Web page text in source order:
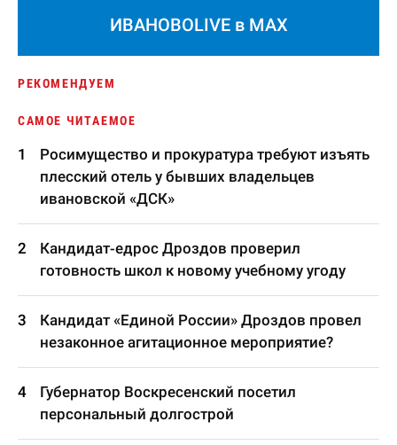
ИВАНОВОLIVE в MAX
РЕКОМЕНДУЕМ
САМОЕ ЧИТАЕМОЕ
Росимущество и прокуратура требуют изъять
плесский отель у бывших владельцев
ивановской «ДСК»
Кандидат-едрос Дроздов проверил
готовность школ к новому учебному угоду
Кандидат «Единой России» Дроздов провел
незаконное агитационное мероприятие?
Губернатор Воскресенский посетил
персональный долгострой